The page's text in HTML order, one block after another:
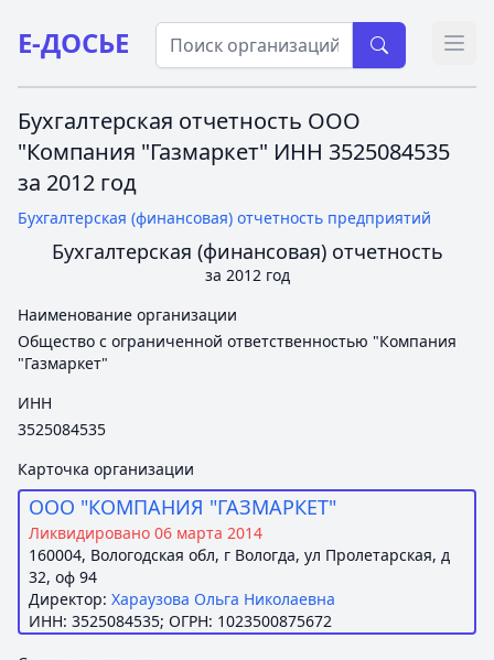
Е-ДОСЬЕ
Бухгалтерская отчетность ООО
"Компания "Газмаркет" ИНН 3525084535
за 2012 год
Бухгалтерская (финансовая) отчетность предприятий
Бухгалтерская (финансовая) отчетность
за 2012 год
Наименование организации
Общество с ограниченной ответственностью "Компания
"Газмаркет"
ИНН
3525084535
Карточка организации
ООО "КОМПАНИЯ "ГАЗМАРКЕТ"
Ликвидировано 06 марта 2014
160004, Вологодская обл, г Вологда, ул Пролетарская, д
32, оф 94
Директор: Хараузова Ольга Николаевна
ИНН: 3525084535; ОГРН: 1023500875672